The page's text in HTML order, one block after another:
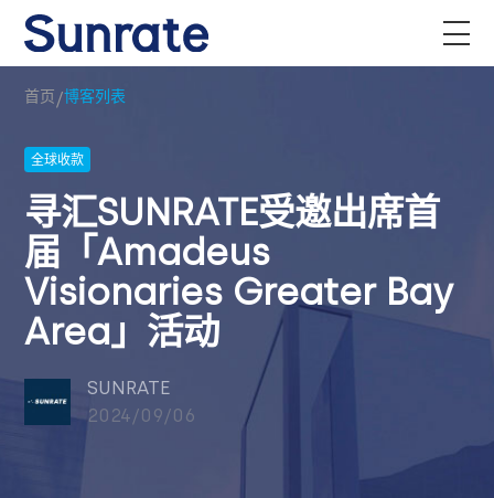
首页/博客列表
全球收款
寻汇SUNRATE受邀出席首
届「Amadeus
Visionaries Greater Bay
Area」活动
SUNRATE
2024/09/06